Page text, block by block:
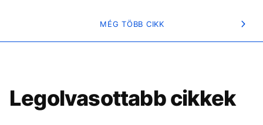
MÉG TÖBB CIKK
Legolvasottabb cikkek